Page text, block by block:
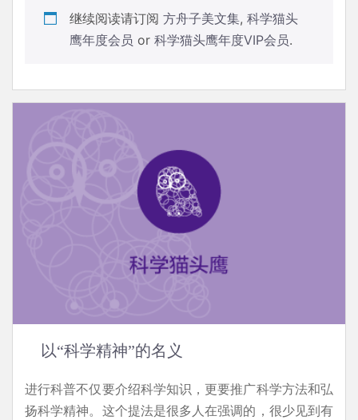
继续阅读请订阅 方舟子美文集, 科学猫头
鹰年度会员 or 科学猫头鹰年度VIP会员.
以“科学精神”的名义
进行科普不仅要介绍科学知识，更要推广科学方法和弘
扬科学精神。这个提法是很多人在强调的，很少见到有